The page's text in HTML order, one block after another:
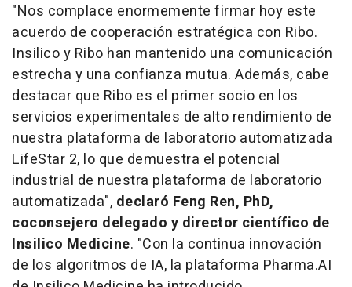
"Nos complace enormemente firmar hoy este
acuerdo de cooperación estratégica con Ribo.
Insilico y Ribo han mantenido una comunicación
estrecha y una confianza mutua. Además, cabe
destacar que Ribo es el primer socio en los
servicios experimentales de alto rendimiento de
nuestra plataforma de laboratorio automatizada
LifeStar 2, lo que demuestra el potencial
industrial de nuestra plataforma de laboratorio
automatizada", declaró Feng Ren, PhD,
coconsejero delegado y director científico de
Insilico Medicine. "Con la continua innovación
de los algoritmos de IA, la plataforma Pharma.AI